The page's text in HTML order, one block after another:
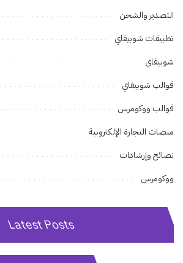
التصدير والشحن
تطبيقات شوبيفاي
شوبيفاي
قوالب شوبيفاي
قوالب ووكومرس
منصات التجارة الإلكترونية
نصائح وإرشادات
ووكومرس
Latest Posts